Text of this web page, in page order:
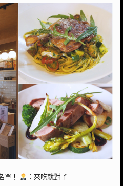
單！ ：來吃就對了